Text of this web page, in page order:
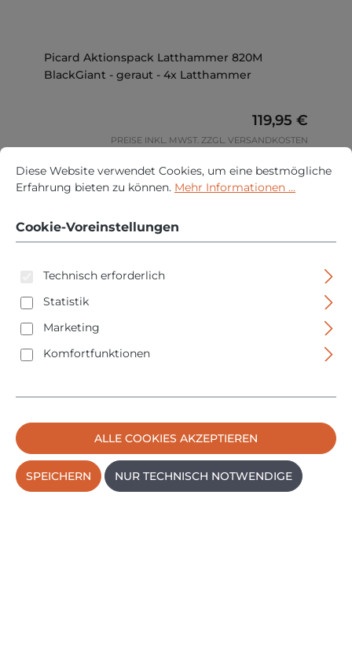
Picard Aktionspack Latthammer 820M
BlackGiant - geraut - 4x Latthammer
Regulärer
119,95 €
PREISE INKL. MWST. ZZGL. VERSANDKOSTEN
VARIANTE WÄHLEN
Picard Fäustel BlackTec - Nr. 328 FS - 1000gr -
0032800-1000
Regulärer
24,95 €
Cookie-Voreinstellungen
Diese Website verwendet Cookies, um eine bestmögliche
Diese Website verwendet Cookies, um eine bestmögliche
Erfahrung bieten zu können. Mehr Informationen ...
Cookie-Voreinstellungen
Technisch erforderlich
Statistik
Marketing
Komfortfunktionen
ALLE COOKIES AKZEPTIEREN
SPEICHERN NUR TECHNISCH NOTWENDIGE